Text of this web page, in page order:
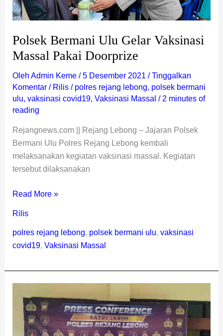
Polsek Bermani Ulu Gelar Vaksinasi
Massal Pakai Doorprize
Oleh Admin Keme /5 Desember 2021 /Tinggalkan
Komentar / Rilis/ polres rejang lebong, polsek bermani
ulu, vaksinasi covid19, Vaksinasi Massal / 2 minutes of
reading
Rejangnews.com || Rejang Lebong – Jajaran Polsek
Bermani Ulu Polres Rejang Lebong kembali
melaksanakan kegiatan vaksinasi massal. Kegiatan
tersebut dilaksanakan
Doorprize
Read More »
Rilis
polres rejang lebong, polsek bermani ulu, vaksinasi
covid19, Vaksinasi Massal
ABG
Saat
Pesta,